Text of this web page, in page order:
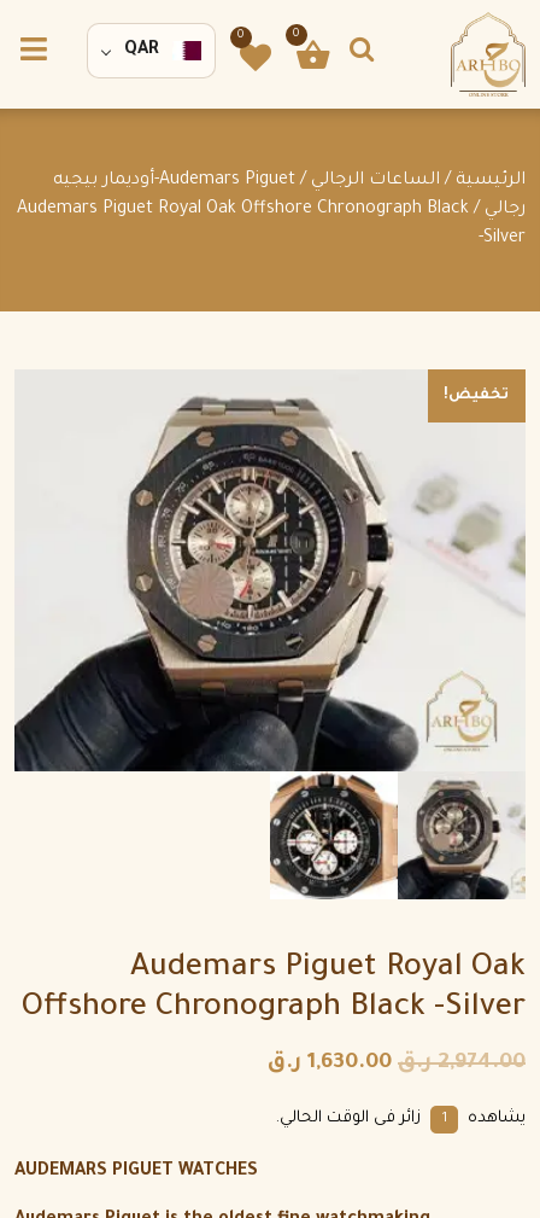
0
0
QAR
الرئيسية/الساعات الرجالي/
Audemars Piguet-أوديمار بيجيه
رجالي
/ Audemars Piguet Royal Oak Offshore Chronograph Black
-Silver
تخفيض!
Audemars Piguet Royal Oak
Offshore Chronograph Black -Silver
2,974.00 ر.ق 1,630.00 ر.ق
يشاهده زائر فى الوقت الحالي.
AUDEMARS PIGUET WATCHES